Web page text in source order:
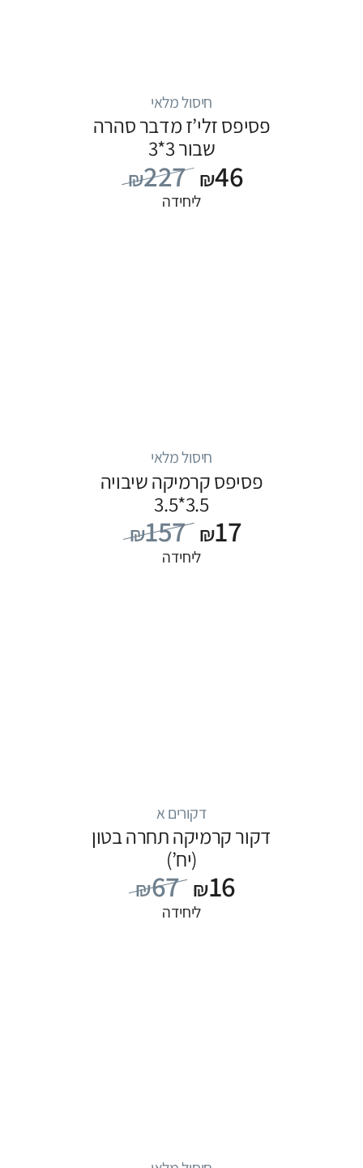
חיסול מלאי
פסיפס זלי’ז מדבר סהרה
שבור 3*3
₪227 ₪46
ליחידה
חיסול מלאי
פסיפס קרמיקה שיבויה
3.5*3.5
₪157 ₪17
ליחידה
דקורים א
דקור קרמיקה תחרה בטון
(יח’)
₪67 ₪16
ליחידה